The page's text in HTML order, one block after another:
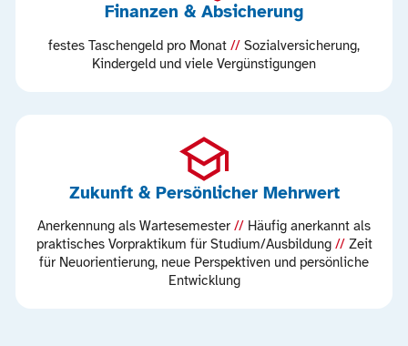
Finanzen & Absicherung
festes Taschengeld pro Monat // Sozialversicherung,
Kindergeld und viele Vergünstigungen
Zukunft & Persönlicher Mehrwert
Anerkennung als Wartesemester // Häufig anerkannt als
praktisches Vorpraktikum für Studium/Ausbildung //Zeit
für Neuorientierung, neue Perspektiven und persönliche
Entwicklung